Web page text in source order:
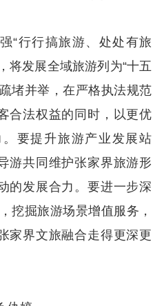
“行行搞旅游、处处有旅
将发展全域旅游列为“十五
堵并举，在严格执法规范
合法权益的同时，以更优
要提升旅游产业发展站
游共同维护张家界旅游形
的发展合力。要进一步深
挖掘旅游场景增值服务，
家界文旅融合走得更深更